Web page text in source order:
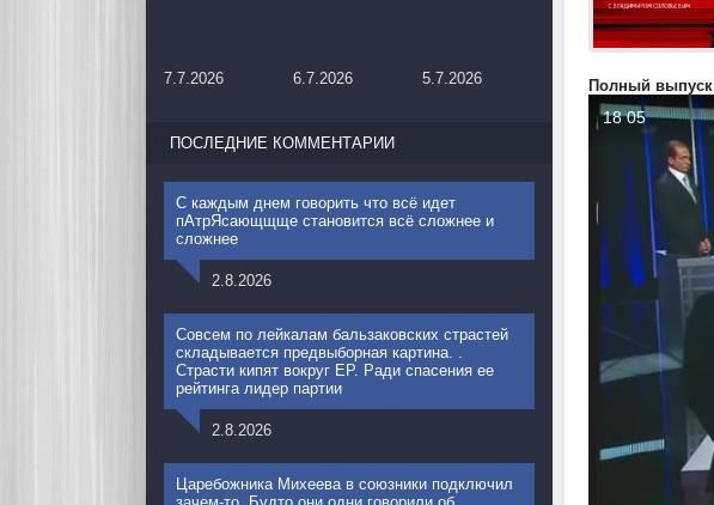
Полный выпуск
7.7.2026 6.7.2026 5.7.2026
ПОСЛЕДНИЕ КОММЕНТАРИИ
С каждым днем говорить что всё идет
пАтрЯсающщще становится всё сложнее и
сложнее
2.8.2026
Совсем по лейкалам бальзаковских страстей
складывается предвыборная картина. .
Страсти кипят вокруг ЕР. Ради спасения ее
рейтинга лидер партии
2.8.2026
Царебожника Михеева в союзники подключил